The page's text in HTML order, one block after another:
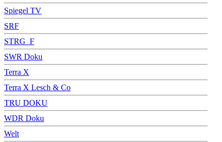
Spiegel TV
SRF
STRG_F
SWR Doku
Terra X
Terra X Lesch & Co
TRU DOKU
WDR Doku
Welt